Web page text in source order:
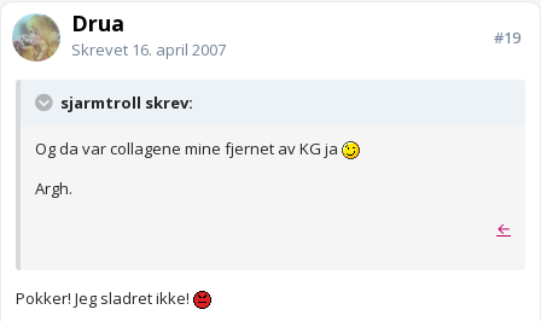
Drua
Skrevet 16. april 2007
#19
sjarmtroll skrev:
Og da var collagene mine fjernet av KG ja
Argh.
←
Pokker! Jeg sladret ikke!